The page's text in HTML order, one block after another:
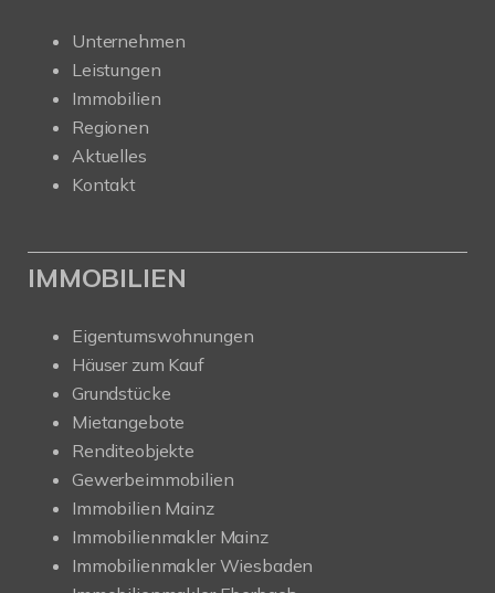
Unternehmen
Leistungen
Immobilien
Regionen
Aktuelles
Kontakt
IMMOBILIEN
Eigentumswohnungen
Häuser zum Kauf
Grundstücke
Mietangebote
Renditeobjekte
Gewerbeimmobilien
Immobilien Mainz
Immobilienmakler Mainz
Immobilienmakler Wiesbaden